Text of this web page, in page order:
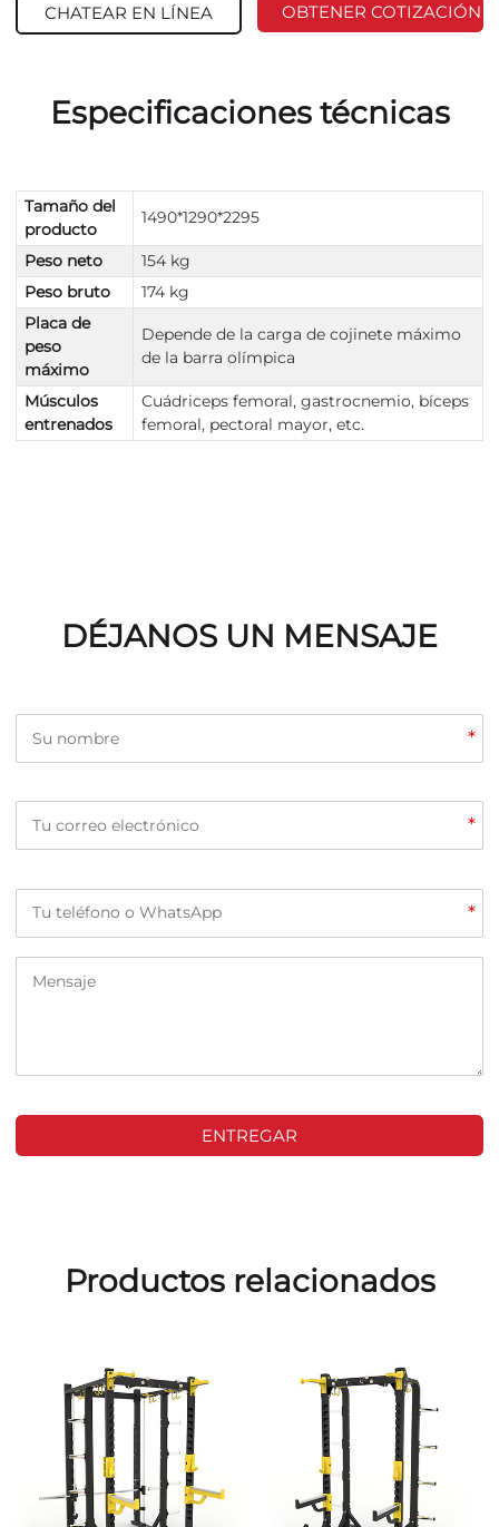
CHATEAR EN LÍNEA OBTENER COTIZACIÓN
Especificaciones técnicas
Tamaño del
producto
1490*1290*2295
Peso neto
154 kg
Peso bruto
174 kg
Placa de
peso
máximo
Depende de la carga de cojinete máximo
de la barra olímpica
Músculos
entrenados
Cuádriceps femoral, gastrocnemio, bíceps
femoral, pectoral mayor, etc.
DÉJANOS UN MENSAJE
*
*
*
ENTREGAR
Productos relacionados